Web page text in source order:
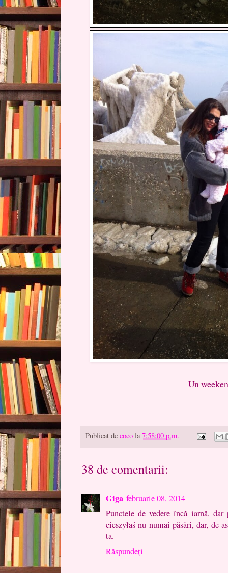
Un weekend
Publicat de coco la7:58:00 p.m.
38 de comentarii:
Giga februarie 08, 2014
Punctele de vedere încă iarnă,
cieszyłaś nu numai păsări, dar, de
ta.
Răspundeți